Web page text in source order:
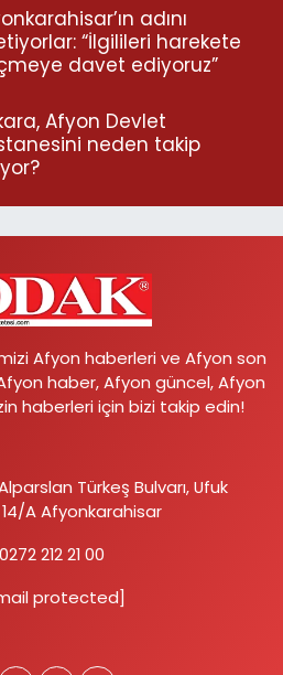
adını
“İlgilileri harekete
davet ediyoruz”
Afyon Devlet
neden takip
Afyon haberleri ve Afyon son
haber, Afyon güncel, Afyon
haberleri için bizi takip edin!
Türkeş Bulvarı, Ufuk
A Afyonkarahisar
0272 212 21 00
protected]